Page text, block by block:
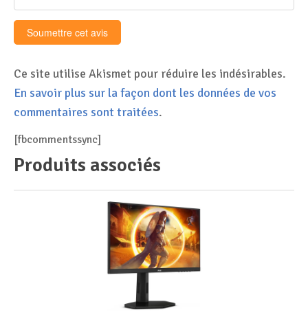
Ce site utilise Akismet pour réduire les indésirables.
En savoir plus sur la façon dont les données de vos
commentaires sont traitées.
[fbcommentssync]
Produits associés